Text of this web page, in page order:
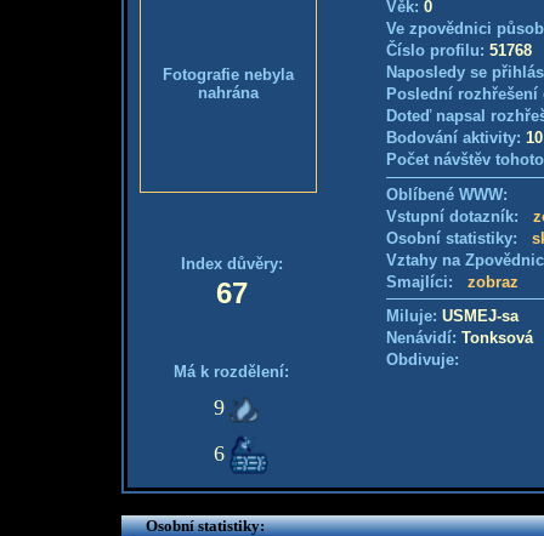
Fotografie nebyla
nahrána
Index důvěry:
67
Má k rozdělení:
9
6
Věk: 0
Ve zpovědnici
Číslo profilu: 51768
Naposledy se
Poslední
Doteď napsal
Bodování aktivity:
Počet návštěv
Oblíbené WWW:
Vstupní dotazník:
Osobní statistiky:
Vztahy na
Smajlíci: zobraz
Miluje: USMEJ-sa
Nenávidí: Tonksová
Obdivuje:
Osobní statistiky: